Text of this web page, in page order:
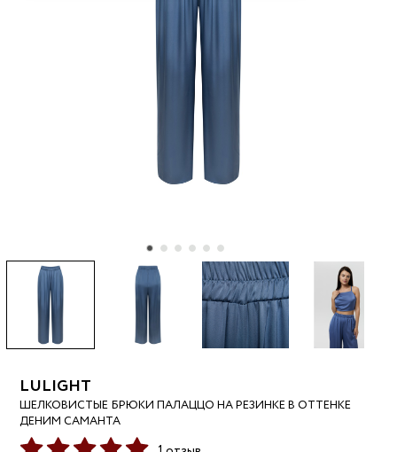
LULIGHT
ШЕЛКОВИСТЫЕ БРЮКИ ПАЛАЦЦО НА РЕЗИНКЕ В ОТТЕНКЕ
ДЕНИМ САМАНТА